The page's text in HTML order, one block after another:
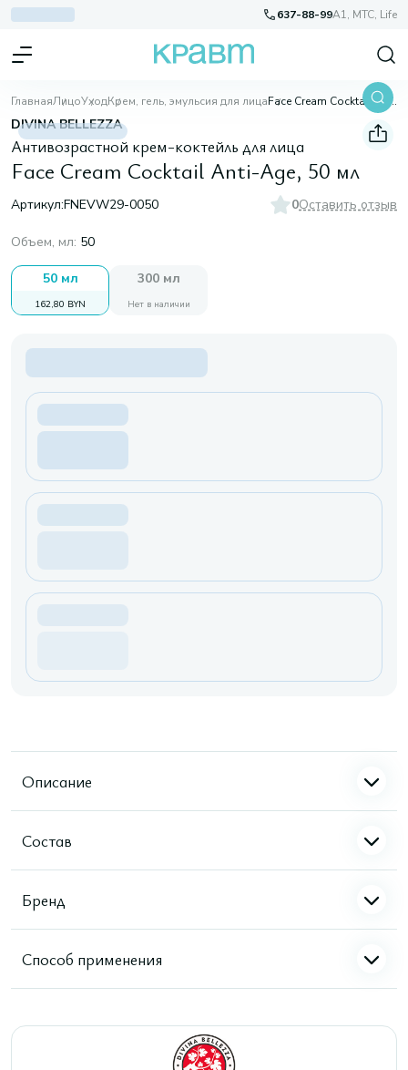
637-88-99A1, МТС, Life
ГлавнаяЛицоУходКрем, гель, эмульсия для лица Face Cream Cocktail Anti-Age, 50 мл
DIVINA BELLEZZA
Антивозрастной крем-коктейль для лица
Face Cream Cocktail Anti-Age, 50 мл
Артикул:FNEVW29-0050 0Оставить отзыв
Объем, мл: 50
50 мл
162,80 BYN
300 мл
Нет в наличии
Описание
Состав
Бренд
Способ применения